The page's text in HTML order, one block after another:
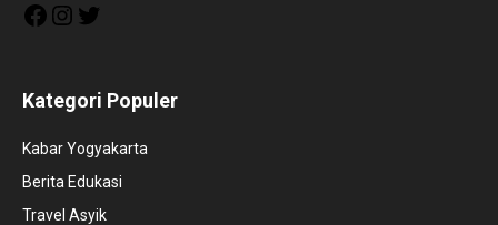
FacebookInstagram
Kategori Populer
Kabar Yogyakarta
Berita Edukasi
Travel Asyik